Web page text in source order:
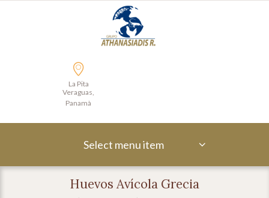
La Pita
Veraguas,
Panamà
Select menu item
Huevos Avícola Grecia